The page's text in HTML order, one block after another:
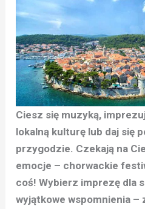
Ciesz się muzyką,
lokalną kulturę lub daj się
przygodzie. Czekają na
emocje – chorwackie
coś! Wybierz imprezę dla
wyjątkowe wspomnienia –